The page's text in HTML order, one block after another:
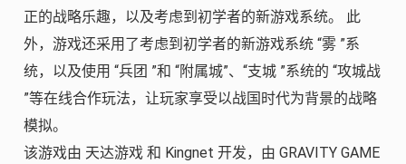
正的战略乐趣，以及考虑到初学者的新游戏系统。 此
外，游戏还采用了考虑到初学者的新游戏系统 “雾 ”系
统，以及使用 “兵团 ”和 “附属城”、“支城 ”系统的 “攻城战
”等在线合作玩法，让玩家享受以战国时代为背景的战略
模拟。
该游戏由 天达游戏 和 Kingnet 开发，由 GRAVITY GAME